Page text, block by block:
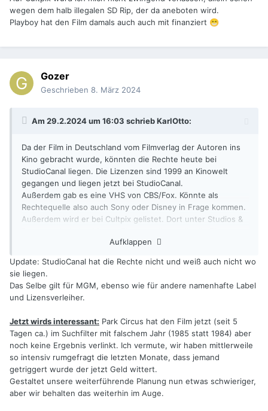
wegen dem halb illegalen SD Rip, der da aneboten wird.
Playboy hat den Film damals auch auch mit finanziert 😁
Gozer
Geschrieben 8. März 2024
Am 29.2.2024 um 16:03 schriebKarlOtto:
Da der Film in Deutschland vom Filmverlag der Autoren ins
Kino gebracht wurde, könnten die Rechte heute bei
StudioCanal liegen. Die Lizenzen sind 1999 an Kinowelt
gegangen und liegen jetzt bei StudioCanal.
Außerdem gab es eine VHS von CBS/Fox. Könnte als
Rechtequelle also auch Sony oder Disney in Frage kommen.
Außerdem wird er bei Cultpix gelistet. Dort unter Studios &
beisteuern, darunter auch 2 dt. Firmen. Wer davon diesen
https://www.cultpix.com/movie/heavenly-bodies/834
Aufklappen
Update: StudioCanal hat die Rechte nicht und weiß auch nicht wo
sie liegen.
Das Selbe gilt für MGM, ebenso wie für andere namenhafte Label
und Lizensverleiher.
Jetzt wirds interessant: Park Circus hat den Film jetzt (seit 5
Tagen ca.) im Suchfilter mit falschem Jahr (1985 statt 1984) aber
noch keine Ergebnis verlinkt. Ich vermute, wir haben mittlerweile
so intensiv rumgefragt die letzten Monate, dass jemand
getriggert wurde der jetzt Geld wittert.
Gestaltet unsere weiterführende Planung nun etwas schwieriger,
aber wir behalten das weiterhin im Auge.